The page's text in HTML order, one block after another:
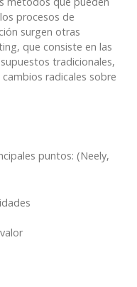
procesos de
surgen otras
que consiste en las
tradicionales,
radicales sobre
puntos: (Neely,